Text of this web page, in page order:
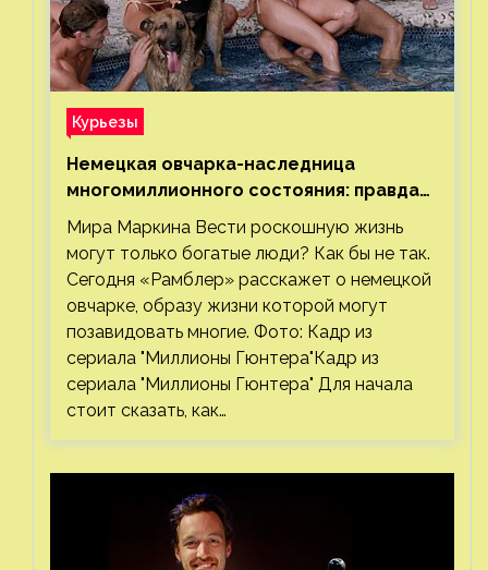
Курьезы
Немецкая овчарка-наследница
многомиллионного состояния: правда
или миф
Мира Маркина Вести роскошную жизнь
могут только богатые люди? Как бы не так.
Сегодня «Рамблер» расскажет о немецкой
овчарке, образу жизни которой могут
позавидовать многие. Фото: Кадр из
сериала "Миллионы Гюнтера"Кадр из
сериала "Миллионы Гюнтера" Для начала
стоит сказать, как…